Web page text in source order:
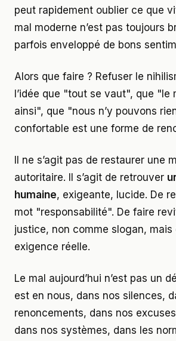
peut rapidement oublier ce que
mal moderne n’est pas toujours
parfois enveloppé de bons
Alors que faire ? Refuser le
l’idée que "tout se vaut", que "le
ainsi", que "nous n’y pouvons
confortable est une forme de
Il ne s’agit pas de restaurer une
autoritaire. Il s’agit de retrouver
humaine, exigeante, lucide. De
mot "responsabilité". De faire
justice, non comme slogan, mais
exigence réelle.
Le mal aujourd’hui n’est pas un
est en nous, dans nos silences,
renoncements, dans nos
dans nos systèmes, dans les